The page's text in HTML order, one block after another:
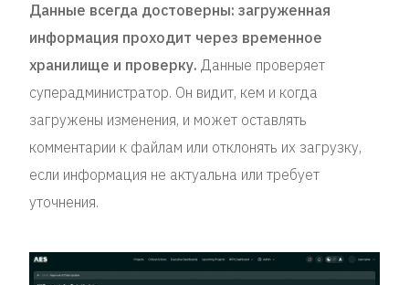
Данные всегда достоверны: загруженная
информация проходит через временное
хранилище и проверку. Данные проверяет
суперадминистратор. Он видит, кем и когда
загружены изменения, и может оставлять
комментарии к файлам или отклонять их загрузку,
если информация не актуальна или требует
уточнения.